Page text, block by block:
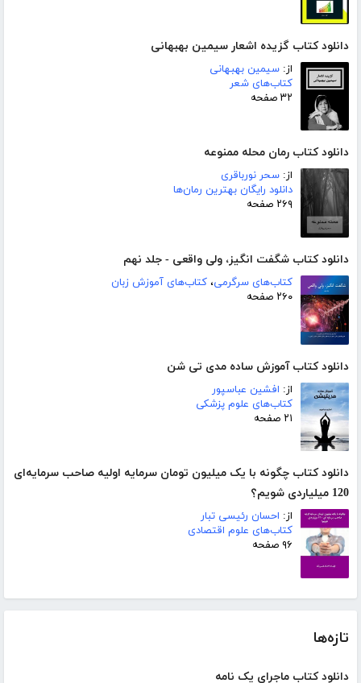
دانلود کتاب گزیده اشعار سیمین بهبهانی
از: سیمین بهبهانی
کتاب‌های شعر
۳۲ صفحه
دانلود کتاب رمان محله ممنوعه
از: سحر نورباقری
دانلود رایگان بهترین رمان‌ها
۲۶۹ صفحه
دانلود کتاب شگفت انگیز، ولی واقعی - جلد نهم
کتاب‌های سرگرمی، کتاب‌های آموزش زبان
۲۶۰ صفحه
دانلود کتاب آموزش ساده مدی تی شن
از: افشین عباسپور
کتاب‌های علوم پزشکی
۲۱ صفحه
دانلود کتاب چگونه با یک میلیون تومان سرمایه اولیه صاحب سرمایه‌ای
120 میلیاردی شویم؟
از: احسان رئیسی تبار
کتاب‌های علوم اقتصادی
۹۶ صفحه
تازه‌ها
دانلود کتاب ماجرای یک نامه